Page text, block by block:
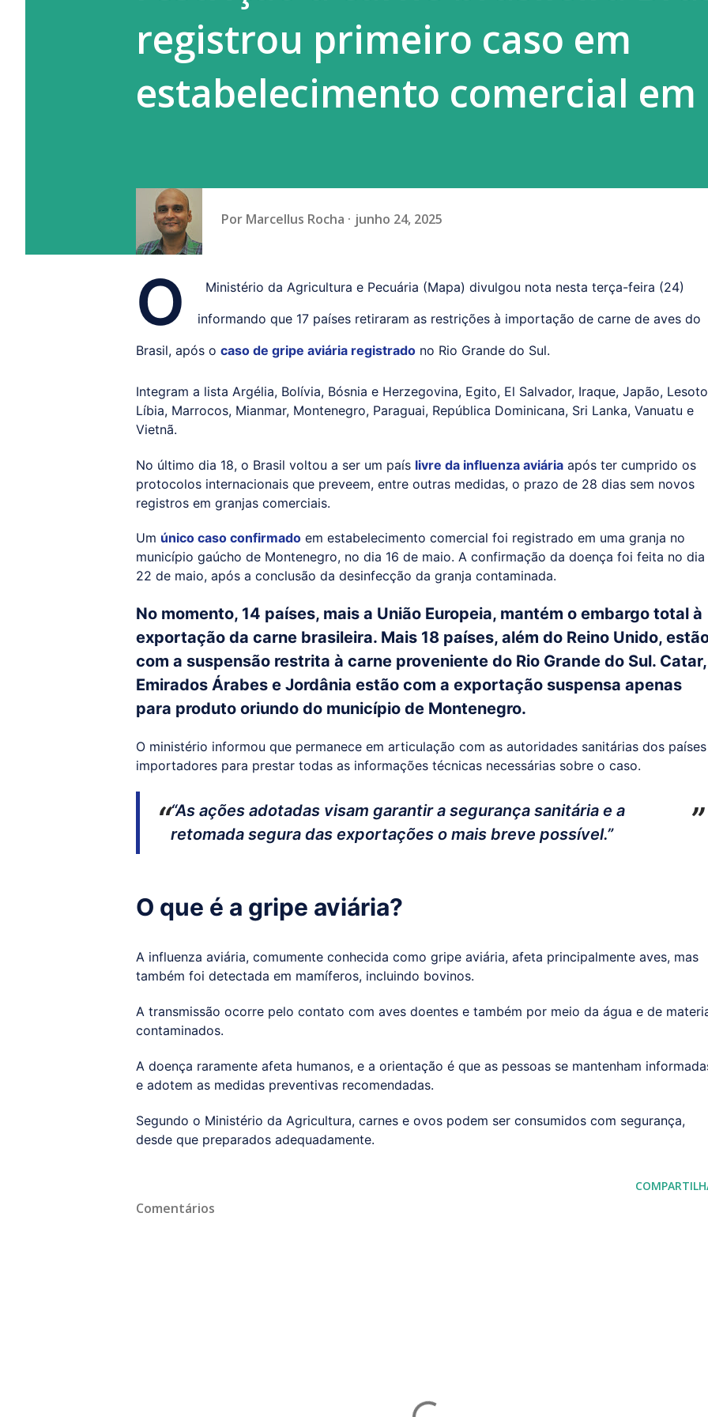
registrou primeiro caso em
estabelecimento comercial
Por Marcellus Rocha junho 24, 2025
O
Ministério da Agricultura e Pecuária (Mapa) divulgou nota nesta terça-feira (24)
informando que 17 países retiraram as restrições à importação de carne de aves do
Brasil, após o caso de gripe aviária registrado no Rio Grande do Sul.
Integram a lista Argélia, Bolívia, Bósnia e Herzegovina, Egito, El Salvador, Iraque, Japão,
Líbia, Marrocos, Mianmar, Montenegro, Paraguai, República Dominicana, Sri Lanka, Vanuatu e
Vietnã.
No último dia 18, o Brasil voltou a ser um país livre da influenza aviária após ter cumprido os
protocolos internacionais que preveem, entre outras medidas, o prazo de 28 dias sem novos
registros em granjas comerciais.
Um único caso confirmado em estabelecimento comercial foi registrado em uma granja no
município gaúcho de Montenegro, no dia 16 de maio. A confirmação da doença foi feita no dia
22 de maio, após a conclusão da desinfecção da granja contaminada.
No momento, 14 países, mais a União Europeia, mantém o embargo total à
exportação da carne brasileira. Mais 18 países, além do Reino Unido,
com a suspensão restrita à carne proveniente do Rio Grande do Sul. Catar,
Emirados Árabes e Jordânia estão com a exportação suspensa apenas
para produto oriundo do município de Montenegro.
O ministério informou que permanece em articulação com as autoridades sanitárias dos países
importadores para prestar todas as informações técnicas necessárias sobre o caso.
“As ações adotadas visam garantir a segurança sanitária e a
retomada segura das exportações o mais breve possível.”
O que é a gripe aviária?
A influenza aviária, comumente conhecida como gripe aviária, afeta principalmente aves, mas
também foi detectada em mamíferos, incluindo bovinos.
A transmissão ocorre pelo contato com aves doentes e também por meio da água e de
contaminados.
A doença raramente afeta humanos, e a orientação é que as pessoas se mantenham
e adotem as medidas preventivas recomendadas.
Segundo o Ministério da Agricultura, carnes e ovos podem ser consumidos com segurança,
desde que preparados adequadamente.
Comentários